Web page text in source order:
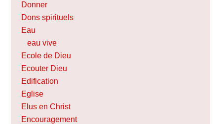
Donner
Dons spirituels
Eau
eau vive
Ecole de Dieu
Ecouter Dieu
Edification
Eglise
Elus en Christ
Encouragement